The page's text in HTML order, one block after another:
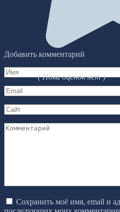
( Пока оценок нет )
Добавить комментарий
Имя
*
Email
*
Сайт
Комментарий
Сохранить моё имя, email и